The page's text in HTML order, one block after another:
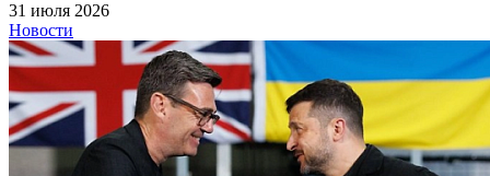
31 июля 2026
Новости